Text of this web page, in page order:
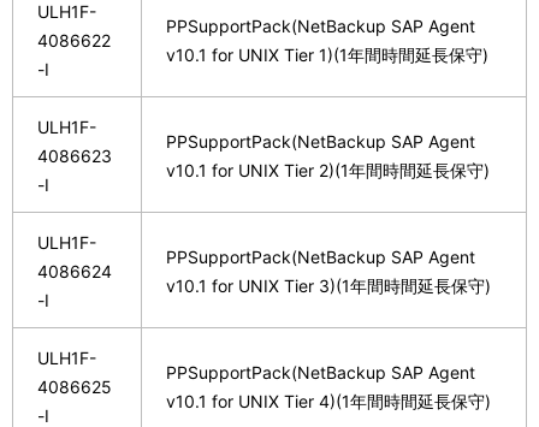
ULH1F-
4086622
-I
PPSupportPack(NetBackup SAP Agent
v10.1 for UNIX Tier 1)(1年間時間延長保守)
ULH1F-
4086623
-I
PPSupportPack(NetBackup SAP Agent
v10.1 for UNIX Tier 2)(1年間時間延長保守)
ULH1F-
4086624
-I
PPSupportPack(NetBackup SAP Agent
v10.1 for UNIX Tier 3)(1年間時間延長保守)
ULH1F-
4086625
-I
PPSupportPack(NetBackup SAP Agent
v10.1 for UNIX Tier 4)(1年間時間延長保守)